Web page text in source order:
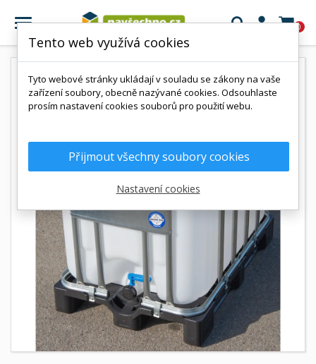
 0
Tento web využívá cookies
Tyto webové stránky ukládají v souladu se zákony na vaše
zařízení soubory, obecně nazývané cookies. Odsouhlaste
prosím nastavení cookies souborů pro použití webu.
Přijmout všechny soubory cookies
Nastavení cookies